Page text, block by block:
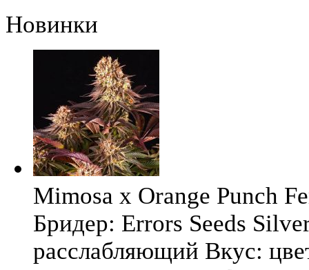
Новинки
Mimosa x Orange Punch
Бридер: Errors Seeds
расслабляющий Вкус: